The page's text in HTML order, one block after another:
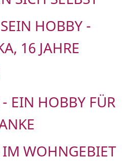
HOBBY -
16 JAHRE
EIN HOBBY FÜR
IM WOHNGEBIET